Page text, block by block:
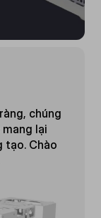
chúng
lại
tạo. Chào